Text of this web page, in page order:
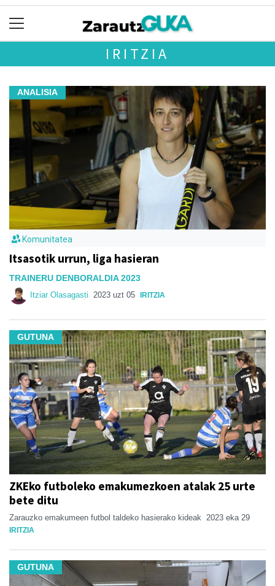
IRITZIA
ANALISIA
Komunitatea
Itsasotik urrun, liga hasieran
TRAINERU DENBORALDIA 2023
Itziar Olasagasti 2023 uzt 05 IRITZIA
GUTUNA
ZKEko futboleko emakumezkoen atalak 25 urte
bete ditu
Zarauzko emakumeen futbol taldeko hasierako kideak 2023 eka 29
IRITZIA
GUTUNA